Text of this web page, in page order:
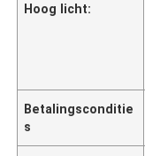
Hoog licht:
Betalingsconditie
s